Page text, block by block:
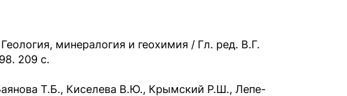
минералогия и геохимия / Гл. ред. В.Г.
209 с.
Т.Б., Киселева В.Ю., Крымский Р.Ш., Лепе-